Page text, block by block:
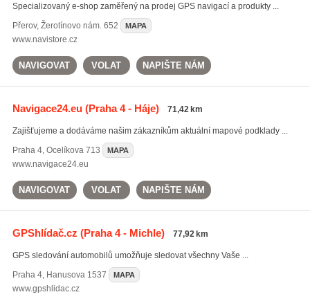
Specializovaný e-shop zaměřený na prodej GPS navigací a produkty ...
Přerov, Žerotínovo nám. 652 MAPA
www.navistore.cz
NAVIGOVAT VOLAT NAPIŠTE NÁM
Navigace24.eu(Praha 4 - Háje) 71,42 km
Zajišťujeme a dodáváme našim zákazníkům aktuální mapové podklady ...
Praha 4, Ocelíkova 713 MAPA
www.navigace24.eu
NAVIGOVAT VOLAT NAPIŠTE NÁM
GPShlídač.cz (Praha 4 - Michle) 77,92 km
GPS sledování automobilů umožňuje sledovat všechny Vaše ...
Praha 4, Hanusova 1537 MAPA
www.gpshlidac.cz